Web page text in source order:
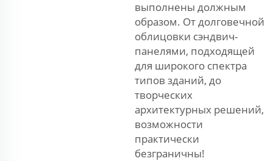
выполнены должным
образом. От долговечной
облицовки сэндвич-
панелями, подходящей
для широкого спектра
типов зданий, до
творческих
архитектурных решений,
возможности
практически
безграничны!